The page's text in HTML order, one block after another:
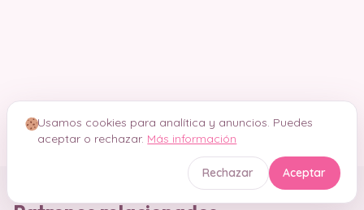
Usamos cookies para analítica y anuncios. Puedes
aceptar o rechazar. Más información
Rechazar Aceptar